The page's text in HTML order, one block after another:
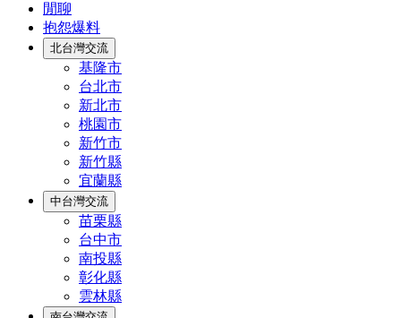
閒聊
抱怨爆料
北台灣交流
基隆市
台北市
新北市
桃園市
新竹市
新竹縣
宜蘭縣
中台灣交流
苗栗縣
台中市
南投縣
彰化縣
雲林縣